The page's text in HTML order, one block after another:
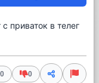
приваток в телег
0 0